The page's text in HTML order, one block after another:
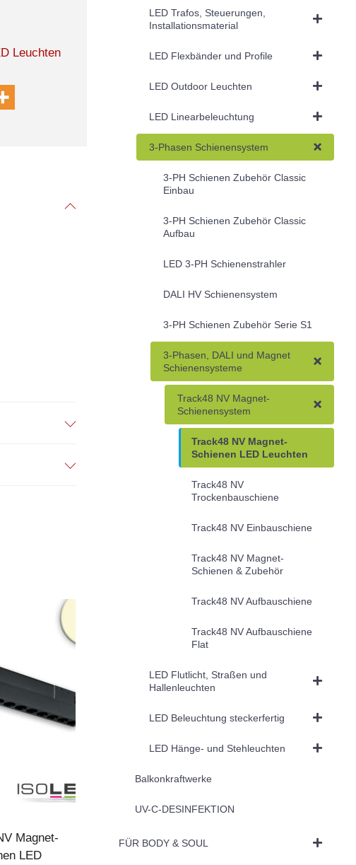
Leuchten
Magnet-
LED
LED Trafos, Steuerungen,
Installationsmaterial
LED Flexbänder und Profile
LED Outdoor Leuchten
LED Linearbeleuchtung
3-Phasen Schienensystem
3-PH Schienen Zubehör Classic
Einbau
3-PH Schienen Zubehör Classic
Aufbau
LED 3-PH Schienenstrahler
DALI HV Schienensystem
3-PH Schienen Zubehör Serie S1
3-Phasen, DALI und Magnet
Schienensysteme
Track48 NV Magnet-
Schienensystem
Track48 NV Magnet-
Schienen LED Leuchten
Track48 NV
Trockenbauschiene
Track48 NV Einbauschiene
Track48 NV Magnet-
Schienen & Zubehör
Track48 NV Aufbauschiene
Track48 NV Aufbauschiene
Flat
LED Flutlicht, Straßen und
Hallenleuchten
LED Beleuchtung steckerfertig
LED Hänge- und Stehleuchten
Balkonkraftwerke
UV-C-DESINFEKTION
FÜR BODY & SOUL